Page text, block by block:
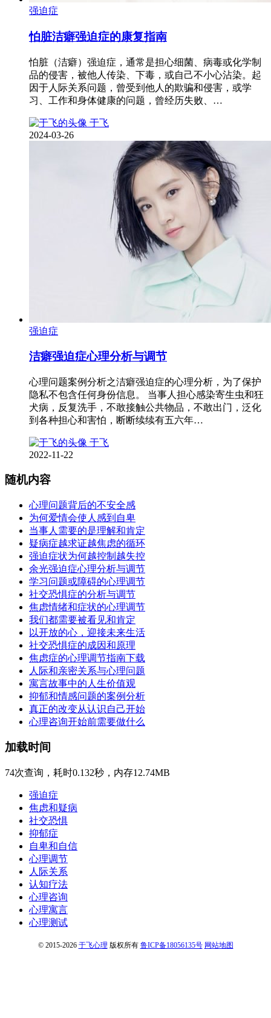
强迫症
怕脏洁癖强迫症的康复指南
怕脏（洁癖）强迫症，通常是担心细菌、病毒或化学制
品的侵害，被他人传染、下毒，或自己不小心沾染。起
因于人际关系问题，曾受到他人的欺骗和侵害，或学
习、工作和身体健康的问题，曾经历失败、…
于飞
2024-03-26
强迫症
洁癖强迫症心理分析与调节
心理问题案例分析之洁癖强迫症的心理分析，为了保护
隐私不包含任何身份信息。 当事人担心感染寄生虫和狂
犬病，反复洗手，不敢接触公共物品，不敢出门，泛化
到各种担心和害怕，断断续续有五六年…
于飞
2022-11-22
随机内容
心理问题背后的不安全感
为何爱情会使人感到自卑
当事人需要的是理解和肯定
疑病症越求证越焦虑的循环
强迫症状为何越控制越失控
余光强迫症心理分析与调节
学习问题或障碍的心理调节
社交恐惧症的分析与调节
焦虑情绪和症状的心理调节
我们都需要被看见和肯定
以开放的心，迎接未来生活
社交恐惧症的成因和原理
焦虑症的心理调节指南下载
人际和亲密关系与心理问题
寓言故事中的人生价值观
抑郁和情感问题的案例分析
真正的改变从认识自己开始
心理咨询开始前需要做什么
加载时间
74次查询，耗时0.132秒，内存12.74MB
强迫症
焦虑和疑病
社交恐惧
抑郁症
自卑和自信
心理调节
人际关系
认知疗法
心理咨询
心理寓言
心理测试
© 2015-2026 于飞心理 版权所有 鲁ICP备18056135号 网站地图